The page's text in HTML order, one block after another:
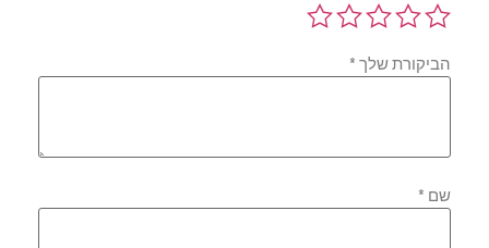
הביקורת שלך*
שם*